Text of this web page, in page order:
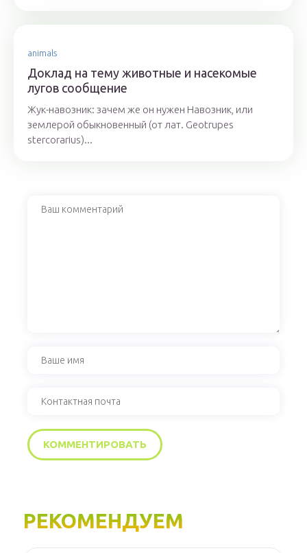
animals
Доклад на тему животные и насекомые
лугов сообщение
Жук-навозник: зачем же он нужен Навозник, или
землерой обыкновенный (от лат. Geotrupes
stercorarius)...
РЕКОМЕНДУЕМ